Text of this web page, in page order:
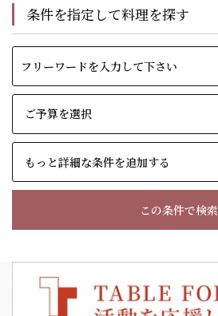
条件を指定して料理を探す
もっと詳細な条件を追加する
この条件で検索